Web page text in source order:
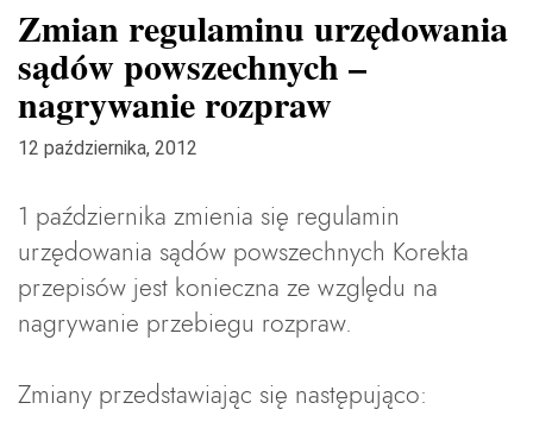
Zmian regulaminu urzędowania
sądów powszechnych –
nagrywanie rozpraw
12 października, 2012
1 października zmienia się regulamin
urzędowania sądów powszechnych Korekta
przepisów jest konieczna ze względu na
nagrywanie przebiegu rozpraw.
Zmiany przedstawiając się następująco: